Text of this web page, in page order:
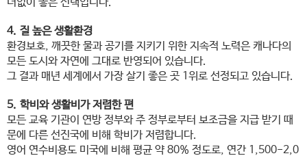
4. ​질 높은 생활환경
환경보호, 깨끗한 물과 공기를 지키기 위한 지속적 노력은 캐나다의
모든 도시와 자연에 그대로 반영되어 있습니다.
그 결과 매년 세계에서 가장 살기 좋은 곳 1위로 선정되고 있습니다.​
5. 학비와 생활비가 저렴한 편
모든 교육 기관이 연방 정부와 주 정부로부터 보조금을 지급 받기 때
문에 다른 선진국에 비해 학비가 저렴합니다.
영어 연수비용도 미국에 비해 평균 약 80% 정도로, 연간 1,500-2,0